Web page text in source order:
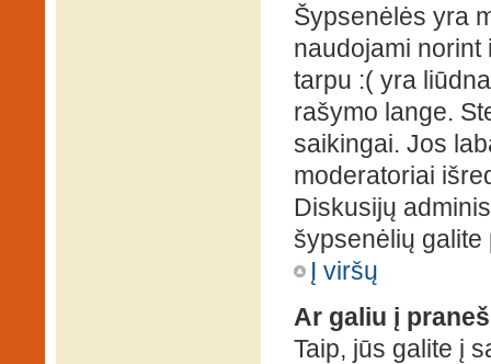
Šypsenėlės yra
naudojami norint
tarpu :( yra
rašymo lange.
saikingai. Jos
moderatoriai
Diskusijų
šypsenėlių galite
Į viršų
Ar galiu į
Taip, jūs galite į